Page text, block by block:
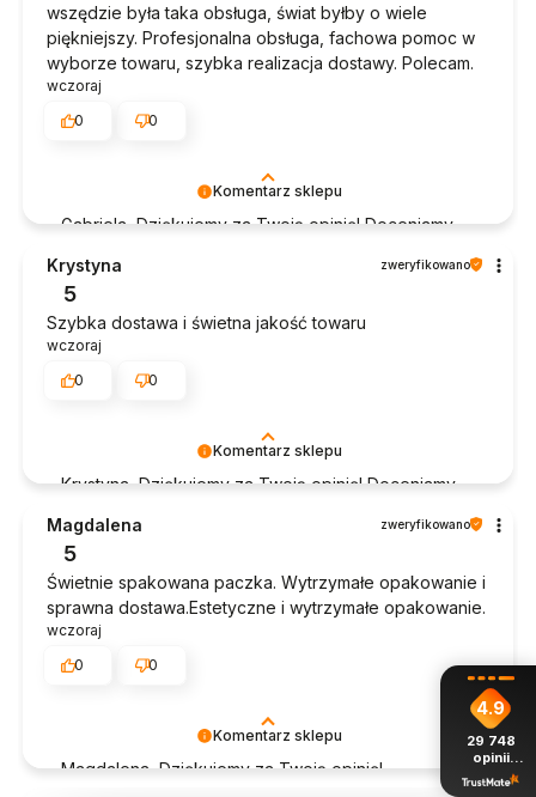
Komentarz sklepu
Gabriela, Dziękujemy za Twoją opinię! Doceniamy
doświadczeniem. Jesteśmy szczęśliwi, że mamy
takich klientów. Z pozdrowieniami, obsługa sklepu.
wszędzie była taka obsługa, świat byłby o wiele
piękniejszy. Profesjonalna obsługa, fachowa pomoc w
wyborze towaru, szybka realizacja dostawy. Polecam.
wczoraj
0
0
Komentarz sklepu
Krystyna, Dziękujemy za Twoją opinię! Doceniamy
doświadczeniem. Jesteśmy szczęśliwi, że mamy
takich klientów. Z pozdrowieniami, obsługa sklepu.
Krystyna zweryfikowano
5
Szybka dostawa i świetna jakość towaru
wczoraj
0
0
Komentarz sklepu
Magdalena, Dziękujemy za Twoją opinię!
Magdalena zweryfikowano
5
Świetnie spakowana paczka. Wytrzymałe opakowanie i
sprawna dostawa.Estetyczne i wytrzymałe opakowanie.
wczoraj
0
0
4.9
29 748
opinii
z całego
okresu